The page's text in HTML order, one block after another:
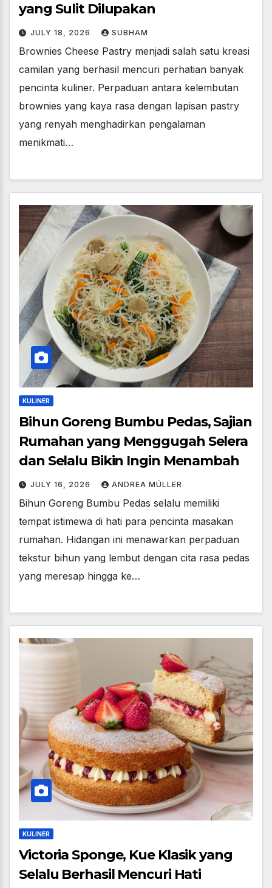
yang Sulit Dilupakan
JULY 18, 2026 SUBHAM
Brownies Cheese Pastry menjadi salah satu kreasi
camilan yang berhasil mencuri perhatian banyak
pencinta kuliner. Perpaduan antara kelembutan
brownies yang kaya rasa dengan lapisan pastry
yang renyah menghadirkan pengalaman
menikmati…
KULINER
Bihun Goreng Bumbu Pedas, Sajian
Rumahan yang Menggugah Selera
dan Selalu Bikin Ingin Menambah
JULY 16, 2026 ANDREA MÜLLER
Bihun Goreng Bumbu Pedas selalu memiliki
tempat istimewa di hati para pencinta masakan
rumahan. Hidangan ini menawarkan perpaduan
tekstur bihun yang lembut dengan cita rasa pedas
yang meresap hingga ke…
KULINER
Victoria Sponge, Kue Klasik yang
Selalu Berhasil Mencuri Hati